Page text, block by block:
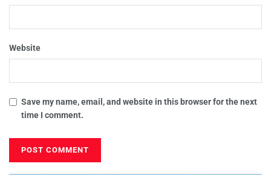
Website
Save my name, email, and website in this browser for the next
time I comment.